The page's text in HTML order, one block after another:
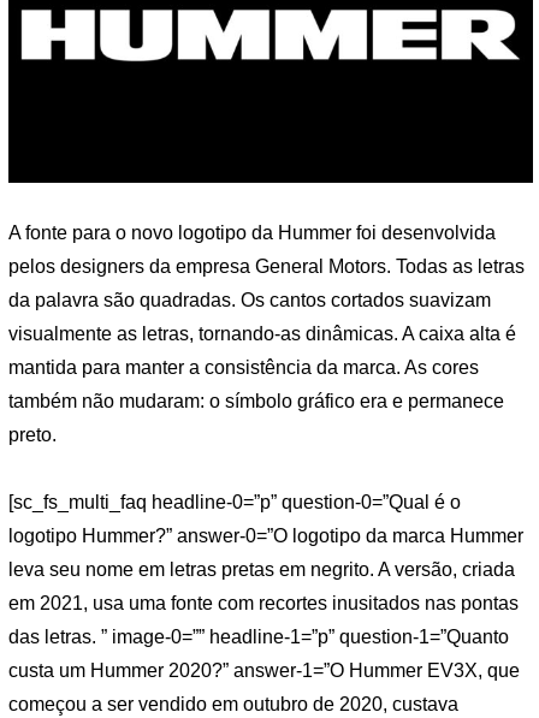
A fonte para o novo logotipo da Hummer foi desenvolvida
pelos designers da empresa General Motors. Todas as letras
da palavra são quadradas. Os cantos cortados suavizam
visualmente as letras, tornando-as dinâmicas. A caixa alta é
mantida para manter a consistência da marca. As cores
também não mudaram: o símbolo gráfico era e permanece
preto.
[sc_fs_multi_faq headline-0=”p” question-0=”Qual é o
logotipo Hummer?” answer-0=”O logotipo da marca Hummer
leva seu nome em letras pretas em negrito. A versão, criada
em 2021, usa uma fonte com recortes inusitados nas pontas
das letras. ” image-0=”” headline-1=”p” question-1=”Quanto
custa um Hummer 2020?” answer-1=”O Hummer EV3X, que
começou a ser vendido em outubro de 2020, custava